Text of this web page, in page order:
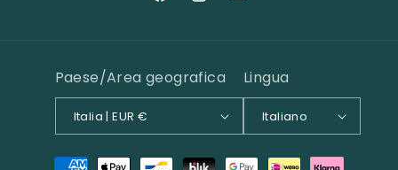
Paese/Area geografica
Italia | EUR €
Lingua
Italiano
Metodi